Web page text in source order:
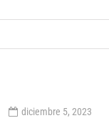
diciembre 5, 2023